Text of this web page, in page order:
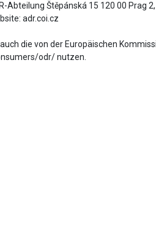
Abteilung Štěpánská 15 120 00 Prag
adr.coi.cz
die von der Europäischen
odr/ nutzen.